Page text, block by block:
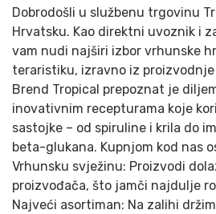
Dobrodošli u službenu trgovinu
Hrvatsku. Kao direktni uvoznik i
vam nudi najširi izbor vrhunske
teraristiku, izravno iz proizvodnje
Brend Tropical prepoznat je
inovativnim recepturama koje
sastojke – od spiruline i krila do
beta-glukana. Kupnjom kod nas
Vrhunsku svježinu: Proizvodi
proizvođača, što jamči najdulje
Najveći asortiman: Na zalihi